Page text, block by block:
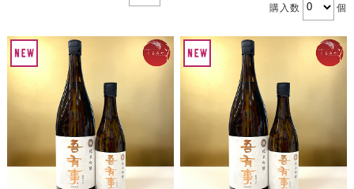
購入数 個